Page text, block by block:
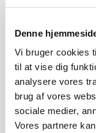
Denne
Vi bruger cookies
til at vise dig
analysere vores
brug af vores
sociale medier,
Vores partnere
GRISE
Rådgiver om
store